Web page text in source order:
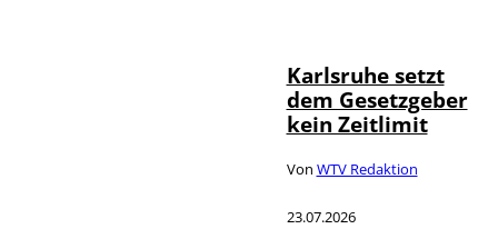
Karlsruhe setzt
dem Gesetzgeber
kein Zeitlimit
Von WTV Redaktion
23.07.2026